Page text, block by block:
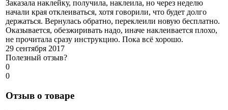
Заказала наклейку, получила, наклеила, но через неделю
начали края отклеиваться, хотя говорили, что будет долго
держаться. Вернулась обратно, переклеили новую бесплатно.
Оказывается, обезжиривать надо, иначе наклеивается плохо,
не прочитала сразу инструкцию. Пока всё хорошо.
29 сентября 2017
Полезный отзыв?
0
0
Отзыв о товаре